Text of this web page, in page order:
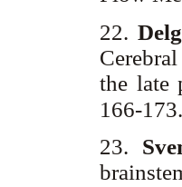
22.
the late
166-173.
23.